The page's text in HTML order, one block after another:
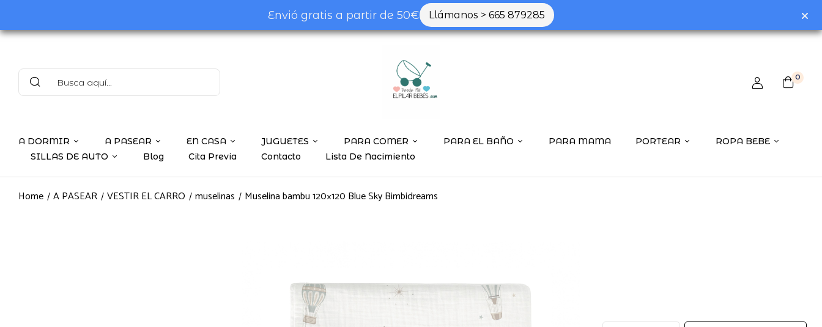
Envió gratis a partir de 50€ Llámanos > 665 879285
0
A DORMIR A PASEAR EN CASA JUGUETES PARA COMER PARA EL BAÑO PARA MAMA PORTEAR
ROPA BEBE
SILLAS DE AUTO
Blog Cita Previa Contacto Lista De Nacimiento
Home A PASEAR VESTIR EL CARRO muselinas Muselina bambu 120×120 Blue Sky Bimbidreams